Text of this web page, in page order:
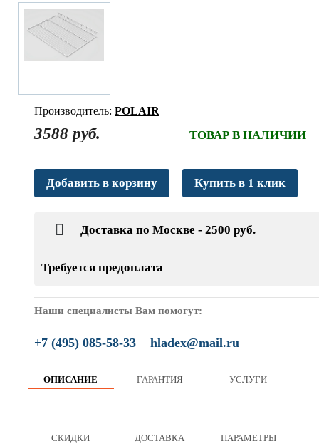
Производитель: POLAIR
3588 руб. ТОВАР В НАЛИЧИИ
Добавить в корзину Купить в 1 клик
Доставка по Москве - 2500 руб.
Требуется предоплата
Наши специалисты Вам помогут:
+7 (495) 085-58-33 hladex@mail.ru
ОПИСАНИЕ ГАРАНТИЯ УСЛУГИ
СКИДКИ ДОСТАВКА ПАРАМЕТРЫ